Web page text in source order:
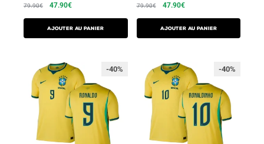
79.90€ 47.90€
AJOUTER AU PANIER
79.90€ 47.90€
AJOUTER AU PANIER
-40% -40%